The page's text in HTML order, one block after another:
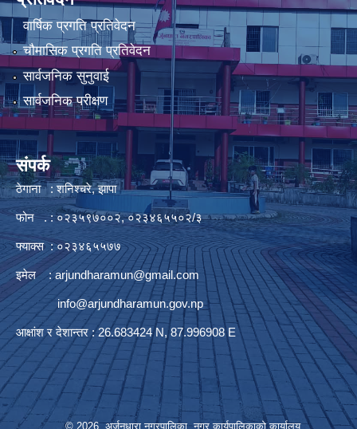
वार्षिक प्रगति प्रतिवेदन
चौमासिक प्रगति प्रतिवेदन
सार्वजनिक सुनुवाई
सार्वजनिक परीक्षण
संपर्क
ठेगाना : शनिश्चरे, झापा
फोन . : ०२३५९७००२, ०२३४६५५०२/३
फ्याक्स : ०२३४६५५७७
इमेल :arjundharamun@gmail.com
info@arjundharamun.gov.np
आक्षांश र देशान्तर : 26.683424 N, 87.996908 E
© 2026 अर्जुनधारा नगरपालिका, नगर कार्यपालिकाको कार्यालय